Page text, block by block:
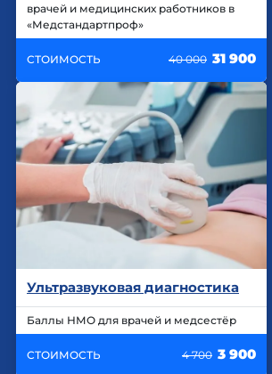
врачей и медицинских работников в
«Медстандартпроф»
СТОИМОСТЬ 40 000 31 900
Ультразвуковая диагностика
Баллы НМО для врачей и медсестёр
СТОИМОСТЬ 4 700 3 900